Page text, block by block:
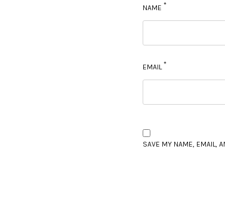
NAME *
EMAIL*
SAVE MY NAME, EMAIL,